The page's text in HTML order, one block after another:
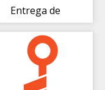
Entrega de
Mercado e mais